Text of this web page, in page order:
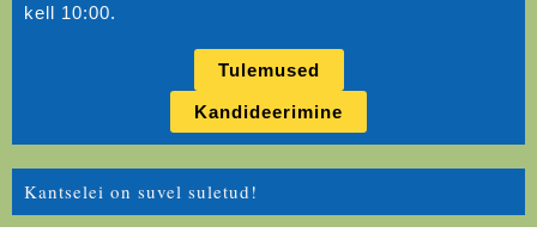
kell 10:00.
Tulemused
Kandideerimine
Kantselei on suvel suletud!